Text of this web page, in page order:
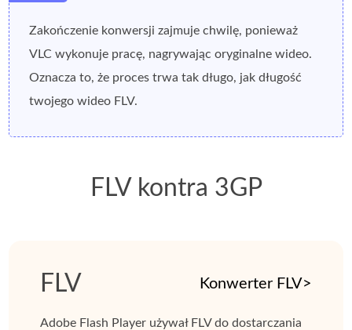
Zakończenie konwersji zajmuje chwilę, ponieważ
VLC wykonuje pracę, nagrywając oryginalne wideo.
Oznacza to, że proces trwa tak długo, jak długość
twojego wideo FLV.
FLV kontra 3GP
FLV Konwerter FLV>
Adobe Flash Player używał FLV do dostarczania